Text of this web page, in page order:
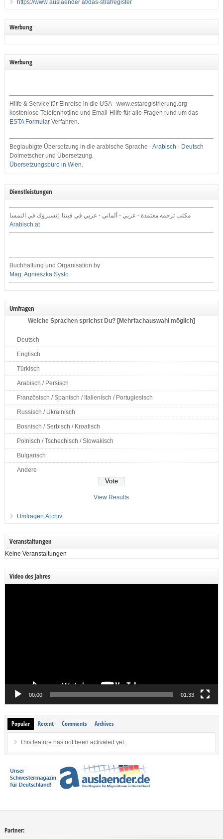
https://www auslaender at/das-strafregister
Werbung
Werbung
Hilfe & Service für Einreise in die USA - www.estaregistrierung.org -
kostenlose Telefonhotline und Email-Hilfe für alle Fragen rund um das
ESTA FormularVerfahren.
Beglaubigte Übersetzung in die arabische Sprache -Arabisch - Deutsch
Dolmetscher und Übersetzung.
Übersetzungsbüro in Wien.
Dienstleistungen
مكتب ترجمة معتمدة - عربي - ألماني - عربي في فيينا, إنسبروك في النمسا
Arabisch.at
Buchhaltung und Organisation by
Mag. Agnieszka Syslo
Umfragen
Welche Sprachen sprichst Du? [Mehrfachauswahl möglich]
Deutsch
Englisch
Türkisch
Arabisch / Persisch
Französisch / Spanisch / Italienisch / Portugiesisch
Russisch / Ukrainisch
Bosnisch / Serbisch / Kroatisch
Polnisch / Tschechisch / Slowakisch
Bulgarisch
Andere
View Results
Umfragen Archiv
Veranstaltungen
Keine Veranstaltungen
Video des Jahres
00:00 01:33
Popular Recent Comments Archives
This feature has not been activated yet.
Partner: